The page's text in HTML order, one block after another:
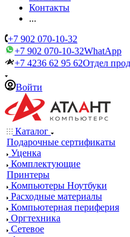
Контакты
...
+7 902 070-10-32
+7 902 070-10-32WhatApp
+7 4236 62 95 62Отдел
Войти
Каталог
Подарочные сертификаты
Уценка
Комплектующие
Принтеры
Компьютеры Ноутбуки
Расходные материалы
Компьютерная периферия
Оргтехника
Сетевое